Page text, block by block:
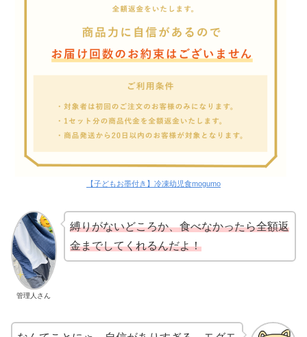
【子どもお墨付き】冷凍幼児食mogumo
管理人さん
縛りがないどころか、食べなかったら全額返
金までしてくれるんだよ！